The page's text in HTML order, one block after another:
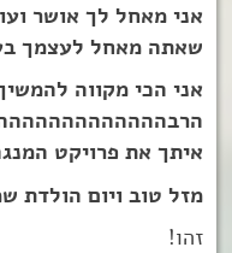
אני מאחל לך אושר
שאתה מאחל לעצמך
אני הכי מקווה
איתך את פרויקט
מזל טוב ויום הולדת
זהו!